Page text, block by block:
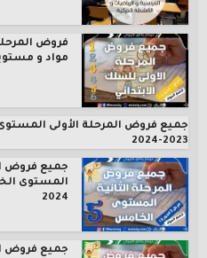
فروض
مواد و
جميع فروض المرحلة الأولى
2023-2024
جميع فروض
2024
جميع فروض